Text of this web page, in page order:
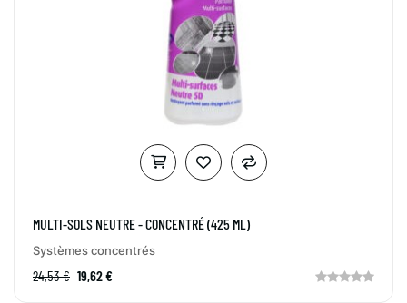
MULTI-SOLS NEUTRE - CONCENTRÉ (425 ML)
Systèmes concentrés
24,53 € 19,62 €